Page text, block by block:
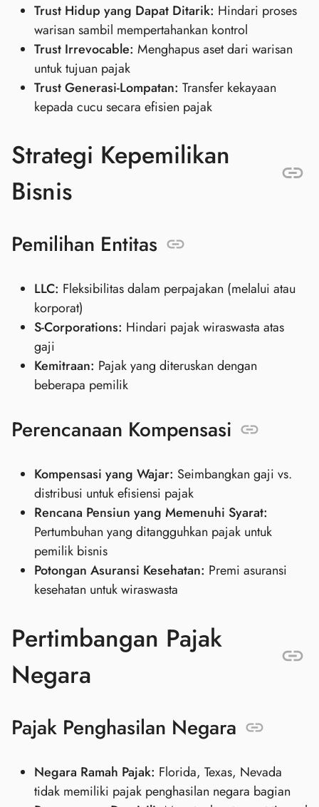
Trust Hidup yang Dapat Ditarik: Hindari proses
warisan sambil mempertahankan kontrol
Trust Irrevocable: Menghapus aset dari warisan
untuk tujuan pajak
Trust Generasi-Lompatan: Transfer kekayaan
kepada cucu secara efisien pajak
Strategi Kepemilikan
Bisnis
Pemilihan Entitas
LLC: Fleksibilitas dalam perpajakan (melalui atau
korporat)
S-Corporations: Hindari pajak wiraswasta atas
gaji
Kemitraan: Pajak yang diteruskan dengan
beberapa pemilik
Perencanaan Kompensasi
Kompensasi yang Wajar: Seimbangkan gaji vs.
distribusi untuk efisiensi pajak
Rencana Pensiun yang Memenuhi Syarat:
Pertumbuhan yang ditangguhkan pajak untuk
pemilik bisnis
Potongan Asuransi Kesehatan: Premi asuransi
kesehatan untuk wiraswasta
Pertimbangan Pajak
Negara
Pajak Penghasilan Negara
Negara Ramah Pajak: Florida, Texas, Nevada
tidak memiliki pajak penghasilan negara bagian